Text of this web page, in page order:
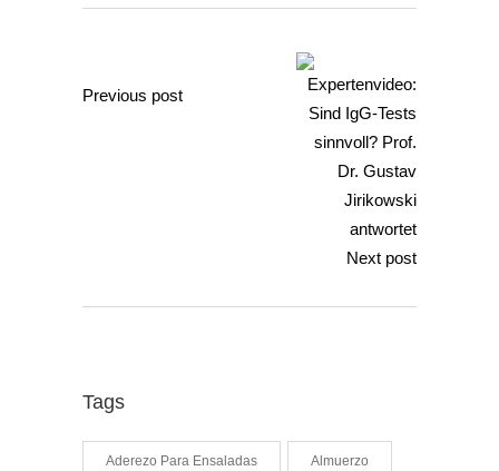
Previous post
Next post
Tags
Aderezo Para Ensaladas Almuerzo